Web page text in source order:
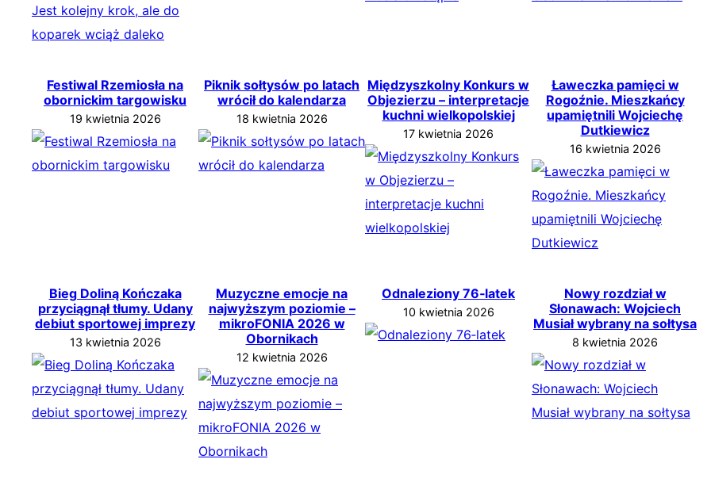
Festiwal Rzemiosła na
obornickim targowisku
19 kwietnia 2026
Piknik sołtysów po latach
wrócił do kalendarza
18 kwietnia 2026
Międzyszkolny Konkurs w
Objezierzu – interpretacje
kuchni wielkopolskiej
17 kwietnia 2026
Ławeczka pamięci w
Rogoźnie. Mieszkańcy
upamiętnili Wojciechę
Dutkiewicz
16 kwietnia 2026
Bieg Doliną Kończaka
przyciągnął tłumy. Udany
debiut sportowej imprezy
13 kwietnia 2026
Muzyczne emocje na
najwyższym poziomie –
mikroFONIA 2026 w
Obornikach
12 kwietnia 2026
Odnaleziony 76‑latek
10 kwietnia 2026
Nowy rozdział w
Słonawach: Wojciech
Musiał wybrany na sołtysa
8 kwietnia 2026